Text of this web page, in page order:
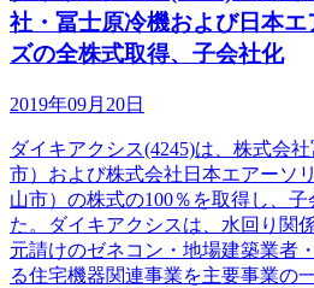
社・冨士原冷機および日本
ズの全株式取得、子会社化
2019年09月20日
ダイキアクシス(4245)は、株式会
市）および株式会社日本エアーソ
山市）の株式の100％を取得し、
た。ダイキアクシスは、水回り関
元請けのゼネコン・地場建築業者
る住宅機器関連事業を主要事業の